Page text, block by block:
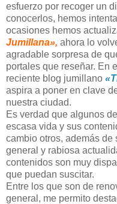
esfuerzo por recoger un
conocerlos, hemos
ocasiones hemos
Jumillana», ahora lo
agradable sorpresa de
portales que reseñar. En
reciente blog jumillano
aspira a poner en clave
nuestra ciudad.
Es verdad que algunos
escasa vida y sus
cambio otros, además
general y rabiosa
contenidos son muy
que puedan suscitar.
Entre los que son de
general, me permito